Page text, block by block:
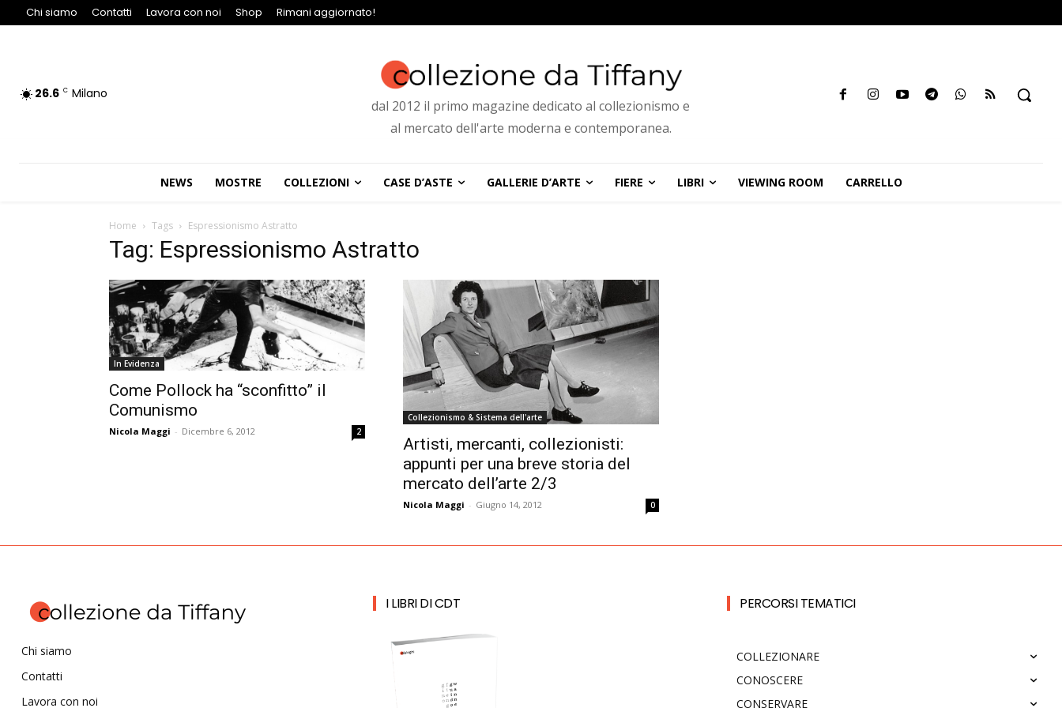
Chi siamo Contatti Lavora con noi Shop Rimani aggiornato!
26.6 C Milano
dal 2012 il primo magazine dedicato al collezionismo e
al mercato dell'arte moderna e contemporanea.
NEWS MOSTRE COLLEZIONI CASE D’ASTE GALLERIE D’ARTE FIERE LIBRI VIEWING ROOM CARRELLO
Home Tags Espressionismo Astratto
Tag: Espressionismo Astratto
In Evidenza
Come Pollock ha “sconfitto” il
Comunismo
Nicola Maggi - Dicembre 6, 2012 2
Collezionismo & Sistema dell'arte
Artisti, mercanti, collezionisti:
appunti per una breve storia del
mercato dell’arte 2/3
Nicola Maggi - Giugno 14, 2012 0
Chi siamo
Contatti
Lavora con noi
I LIBRI DI CDT PERCORSI TEMATICI
COLLEZIONARE
CONOSCERE
CONSERVARE